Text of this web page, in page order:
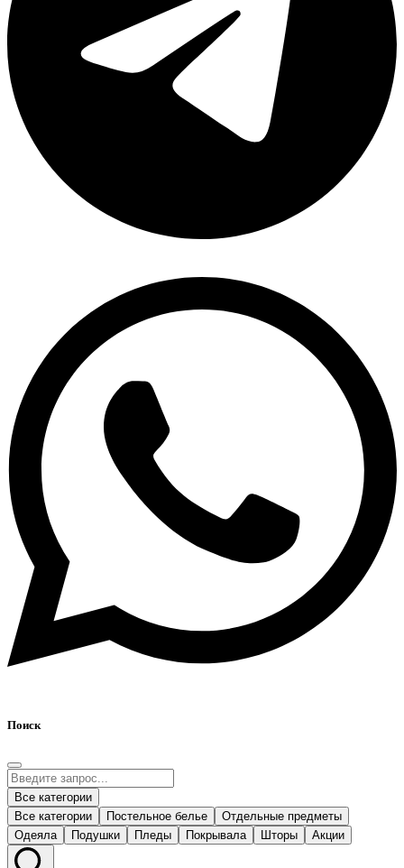
Поиск
Все категории
Все категории
Постельное белье
Отдельные предметы
Одеяла
Подушки Пледы Покрывала Шторы Акции